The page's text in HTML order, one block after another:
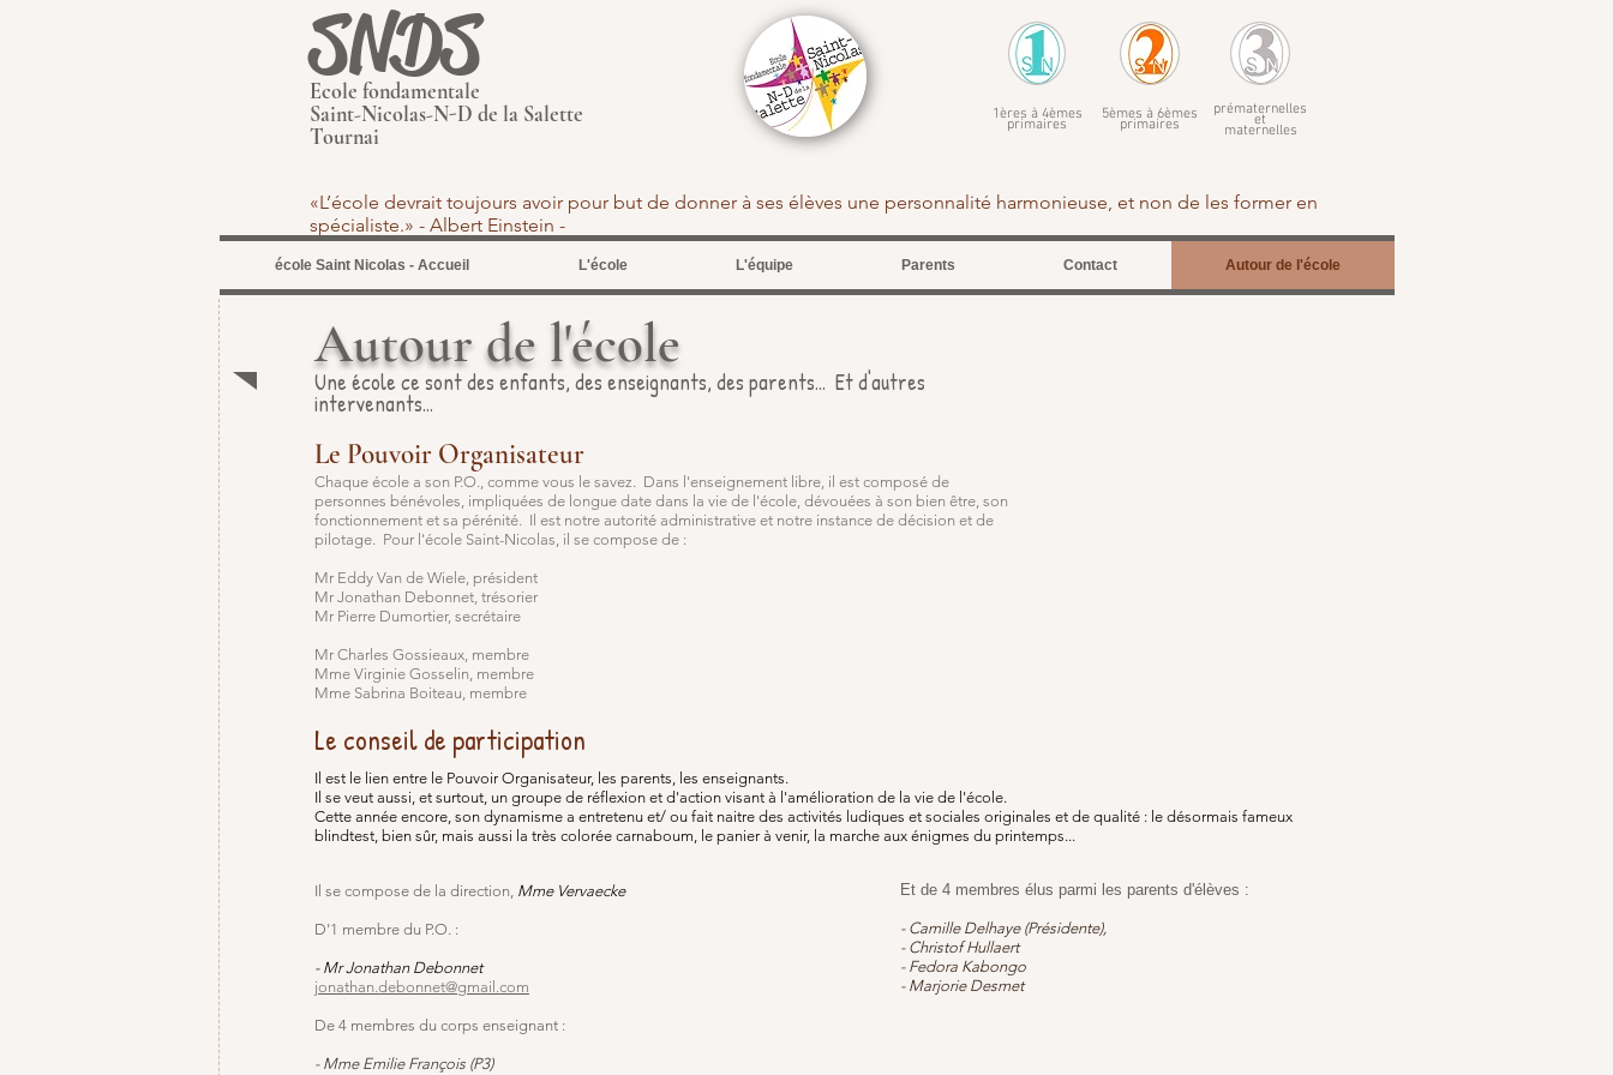
SNDS
Ecole fondamentale
Saint-Nicolas-N-D de la Salette
Tournai
1ères à 4èmes
primaires
5èmes à 6èmes
primaires
prématernelles
et
maternelles
«L’école devrait toujours avoir pour but de donner à ses élèves une personnalité harmonieuse, et non de les former en
spécialiste.» - Albert Einstein -
école Saint Nicolas - Accueil L'école L'équipe Parents Contact Autour de l'école
Autour de l'école
Une école ce sont des enfants, des enseignants, des parents... Et d'autres
intervenants...
Le Pouvoir Organisateur
Chaque école a son P.O., comme vous le savez. Dans l'enseignement libre, il est composé de
personnes bénévoles, impliquées de longue date dans la vie de l'école, dévouées à son bien être, son
fonctionnement et sa pérénité. Il est notre autorité administrative et notre instance de décision et de
pilotage. Pour l'école Saint-Nicolas, il se compose de :
Mr Eddy Van de Wiele, président
Mr Jonathan Debonnet, trésorier
Mr Pierre Dumortier, secrétaire
Mr Charles Gossieaux, membre
Mme Virginie Gosselin, membre
Mme Sabrina Boiteau, membre
Il se compose de la direction, Mme Vervaecke
D'1 membre du P.O. :
- Mr Jonathan Debonnet
jonathan.debonnet@gmail.com
De 4 membres du corps enseignant :
- Mme Emilie François (P3)
Et de 4 membres élus parmi les parents d'élèves :
- Camille Delhaye (Présidente),
- Christof Hullaert
- Fedora Kabongo
- Marjorie Desmet
Le conseil de participation
Il est le lien entre le Pouvoir Organisateur, les parents, les enseignants.
Il se veut aussi, et surtout, un groupe de réflexion et d'action visant à l'amélioration de la vie de l'école.
Cette année encore, son dynamisme a entretenu et/ ou fait naitre des activités ludiques et sociales originales et de qualité : le désormais fameux
blindtest, bien sûr, mais aussi la très colorée carnaboum, le panier à venir, la marche aux énigmes du printemps...